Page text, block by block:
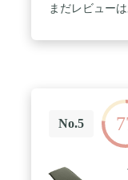
まだレビュー
No.5